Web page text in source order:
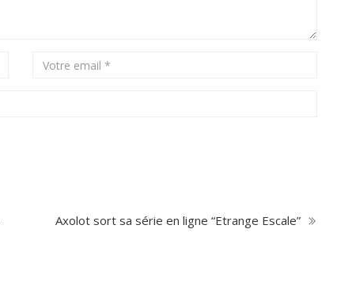
Axolot sort sa série en ligne “Etrange Escale”